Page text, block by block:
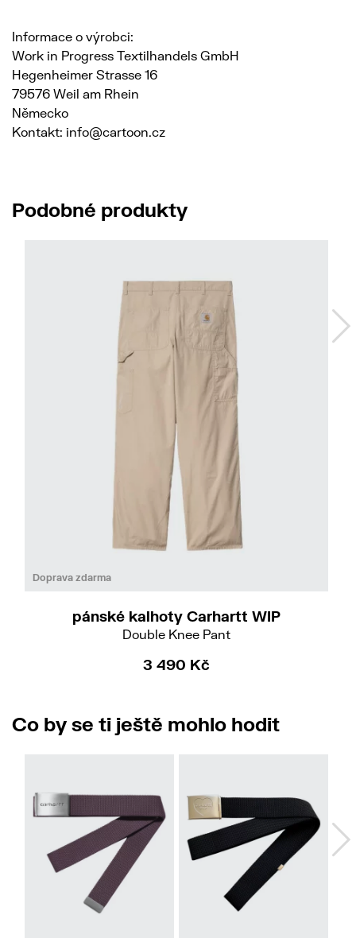
Informace o výrobci:
Work in Progress Textilhandels GmbH
Hegenheimer Strasse 16
79576 Weil am Rhein
Německo
Kontakt: info@cartoon.cz
Podobné produkty
Doprava zdarma
pánské kalhoty Carhartt WIP
Double Knee Pant
3 490 Kč
Co by se ti ještě mohlo hodit